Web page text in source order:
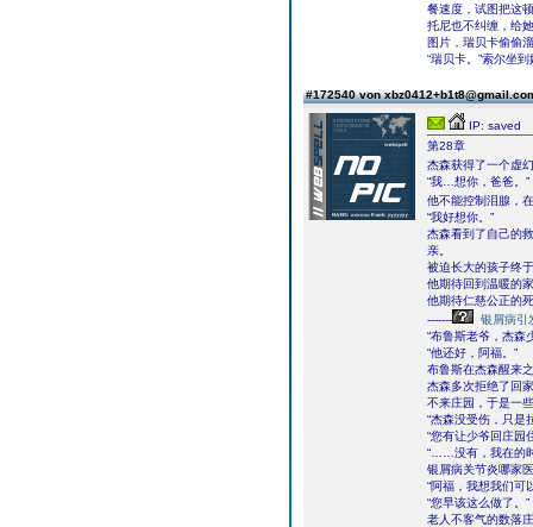
餐速度，试图把这
托尼也不纠缠，给
图片，瑞贝卡偷偷
“瑞贝卡。”索尔坐
#172540 von
IP: saved
第28章
杰森获得了一个虚
“我…想你，爸爸。”
他不能控制泪腺，
“我好想你。”
杰森看到了自己的
亲。
被迫长大的孩子终
他期待回到温暖的
他期待仁慈公正的
-------
银屑病引
“布鲁斯老爷，杰森
“他还好，阿福。”
布鲁斯在杰森醒来
杰森多次拒绝了回
不来庄园，于是一
“杰森没受伤，只是
“您有让少爷回庄园
“……没有，我在的
银屑病关节炎哪家
“阿福，我想我们可
“您早该这么做了。”
老人不客气的数落